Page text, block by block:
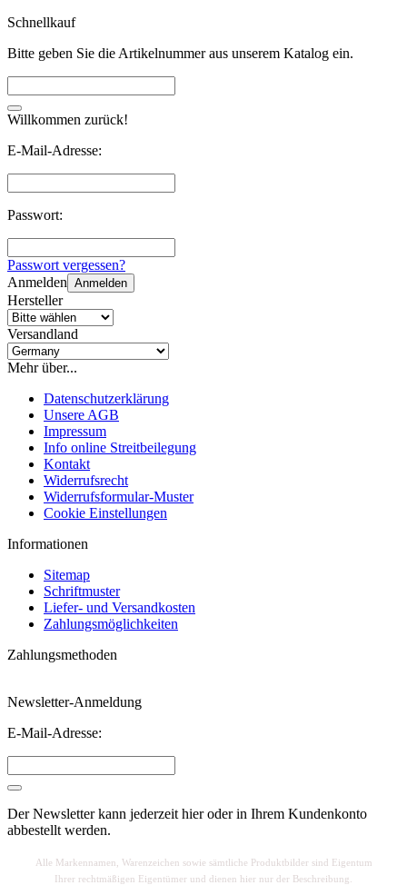
Schnellkauf
Bitte geben Sie die Artikelnummer aus unserem Katalog ein.
Willkommen zurück!
E-Mail-Adresse:
Passwort:
Passwort vergessen?
Anmelden Anmelden
Hersteller
Versandland
Mehr über...
Datenschutzerklärung
Unsere AGB
Impressum
Info online Streitbeilegung
Kontakt
Widerrufsrecht
Widerrufsformular-Muster
Cookie Einstellungen
Informationen
Sitemap
Schriftmuster
Liefer- und Versandkosten
Zahlungsmöglichkeiten
Zahlungsmethoden
Newsletter-Anmeldung
E-Mail-Adresse:
Der Newsletter kann jederzeit hier oder in Ihrem Kundenkonto
abbestellt werden.
Alle Markennamen, Warenzeichen sowie sämtliche Produktbilder sind Eigentum
Ihrer rechtmäßigen Eigentümer und dienen hier nur der Beschreibung.